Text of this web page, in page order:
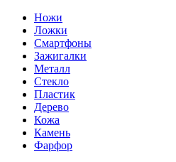
Ножи
Ложки
Смартфоны
Зажигалки
Металл
Стекло
Пластик
Дерево
Кожа
Камень
Фарфор